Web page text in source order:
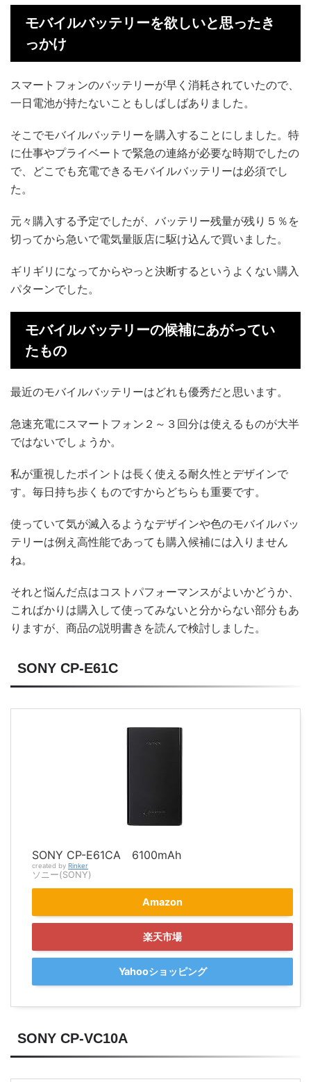
モバイルバッテリーを欲しいと思ったき
っかけ
スマートフォンのバッテリーが早く消耗されていたので、
一日電池が持たないこともしばしばありました。
そこでモバイルバッテリーを購入することにしました。特
に仕事やプライベートで緊急の連絡が必要な時期でしたの
で、どこでも充電できるモバイルバッテリーは必須でし
た。
元々購入する予定でしたが、バッテリー残量が残り５％を
切ってから急いで電気量販店に駆け込んで買いました。
ギリギリになってからやっと決断するというよくない購入
パターンでした。
モバイルバッテリーの候補にあがってい
たもの
最近のモバイルバッテリーはどれも優秀だと思います。
急速充電にスマートフォン２～３回分は使えるものが大半
ではないでしょうか。
私が重視したポイントは長く使える耐久性とデザインで
す。毎日持ち歩くものですからどちらも重要です。
使っていて気が滅入るようなデザインや色のモバイルバッ
テリーは例え高性能であっても購入候補には入りません
ね。
それと悩んだ点はコストパフォーマンスがよいかどうか、
こればかりは購入して使ってみないと分からない部分もあ
りますが、商品の説明書きを読んで検討しました。
SONY CP-E61C
SONY CP-E61CA 6100mAh
created by Rinker
ソニー(SONY)
Amazon
楽天市場
Yahooショッピング
SONY CP-VC10A